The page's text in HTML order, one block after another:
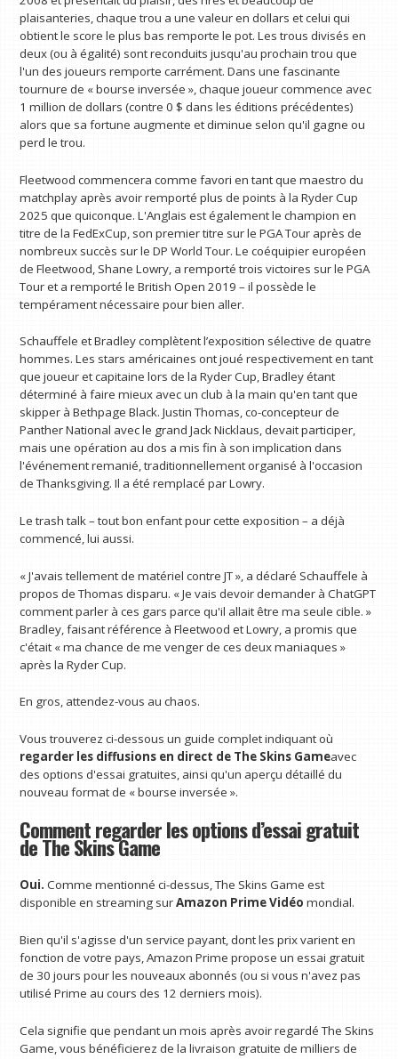
plaisanteries, chaque trou a une valeur en dollars et celui qui
obtient le score le plus bas remporte le pot. Les trous divisés en
deux (ou à égalité) sont reconduits jusqu'au prochain trou que
l'un des joueurs remporte carrément. Dans une fascinante
tournure de « bourse inversée », chaque joueur commence avec
1 million de dollars (contre 0 $ dans les éditions précédentes)
alors que sa fortune augmente et diminue selon qu'il gagne ou
perd le trou.
Fleetwood commencera comme favori en tant que maestro du
matchplay après avoir remporté plus de points à la Ryder Cup
2025 que quiconque. L'Anglais est également le champion en
titre de la FedExCup, son premier titre sur le PGA Tour après de
nombreux succès sur le DP World Tour. Le coéquipier européen
de Fleetwood, Shane Lowry, a remporté trois victoires sur le PGA
Tour et a remporté le British Open 2019 – il possède le
tempérament nécessaire pour bien aller.
Schauffele et Bradley complètent l’exposition sélective de quatre
hommes. Les stars américaines ont joué respectivement en tant
que joueur et capitaine lors de la Ryder Cup, Bradley étant
déterminé à faire mieux avec un club à la main qu'en tant que
skipper à Bethpage Black. Justin Thomas, co-concepteur de
Panther National avec le grand Jack Nicklaus, devait participer,
mais une opération au dos a mis fin à son implication dans
l'événement remanié, traditionnellement organisé à l'occasion
de Thanksgiving. Il a été remplacé par Lowry.
Le trash talk – tout bon enfant pour cette exposition – a déjà
commencé, lui aussi.
« J'avais tellement de matériel contre JT », a déclaré Schauffele à
propos de Thomas disparu. « Je vais devoir demander à ChatGPT
comment parler à ces gars parce qu'il allait être ma seule cible. »
Bradley, faisant référence à Fleetwood et Lowry, a promis que
c'était « ma chance de me venger de ces deux maniaques »
après la Ryder Cup.
En gros, attendez-vous au chaos.
Vous trouverez ci-dessous un guide complet indiquant où
regarder les diffusions en direct de The Skins Gameavec
des options d'essai gratuites, ainsi qu'un aperçu détaillé du
nouveau format de « bourse inversée ».
Comment regarder les options d’essai gratuit
de The Skins Game
Oui.Comme mentionné ci-dessus, The Skins Game est
disponible en streaming surAmazon Prime Vidéo mondial.
Bien qu'il s'agisse d'un service payant, dont les prix varient en
fonction de votre pays, Amazon Prime propose un essai gratuit
de 30 jours pour les nouveaux abonnés (ou si vous n'avez pas
utilisé Prime au cours des 12 derniers mois).
Cela signifie que pendant un mois après avoir regardé The Skins
Game, vous bénéficierez de la livraison gratuite de milliers de